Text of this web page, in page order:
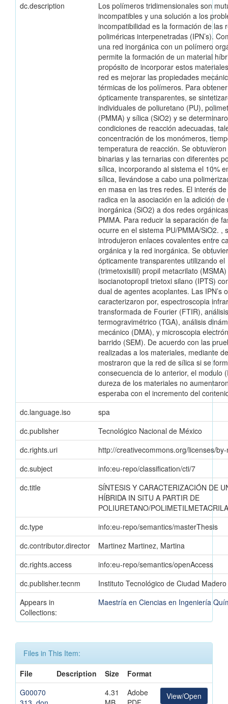
dc.description
Los polímeros tridimensionales son
incompatibles y una solución a los
incompatibilidad es la formación de las
poliméricas interpenetradas (IPN’s).
una red inorgánica con un polímero
permite la formación de un material
propósito de incorporar estos
red es mejorar las propiedades
térmicas de los polímeros. Para
ópticamente transparentes, se
individuales de poliuretano (PU),
(PMMA) y sílica (SiO2) y se
condiciones de reacción adecuadas,
concentración de los monómeros,
temperatura de reacción. Se
binarias y las ternarias con diferentes
sílica, incorporando al sistema el 10%
sílica, llevándose a cabo una
en masa en las tres redes. El interés
radica en la asociación en la adición de
inorgánica (SiO2) a dos redes
PMMA. Para reducir la separación de
ocurre en el sistema PU/PMMA/SiO2. ,
introdujeron enlaces covalentes entre
orgánica y la red inorgánica. Se
ópticamente transparentes utilizando el
(trimetoxisilil) propil metacrilato
isocianotopropil trietoxi silano (IPTS)
dual de agentes acoplantes. Las IPN’s
caracterizaron por, espectroscopia
transformada de Fourier (FTIR), análisis
termogravimétrico (TGA), análisis
mecánico (DMA), y microscopia
barrido (SEM). De acuerdo con las
realizadas a los materiales, mediante
mostraron que la red de sílica si se
consecuencia de lo anterior, el modulo
dureza de los materiales no
esperaba con el incremento del
dc.language.iso
spa
dc.publisher
Tecnológico Nacional de México
dc.rights.uri
http://creativecommons.org/licenses/
dc.subject
info:eu-repo/classification/cti/7
dc.title
SÍNTESIS Y CARACTERIZACIÓN DE
HÍBRIDA IN SITU A PARTIR DE
POLIURETANO/
dc.type
info:eu-repo/semantics/masterThesis
dc.contributor.director
Martinez Martinez, Martina
dc.rights.access
info:eu-repo/semantics/openAccess
dc.publisher.tecnm
Instituto Tecnológico de Ciudad Madero
Appears in
Collections:
Maestría en Ciencias en Ingeniería
Files in This Item:
File
Description Size
Format
G00070
4.31
Adobe
View/Open